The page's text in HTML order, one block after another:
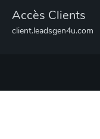
Accès Clients
client.leadsgen4u.com